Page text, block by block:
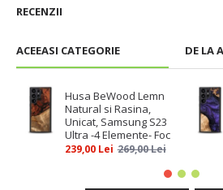
ACEEASI CATEGORIE DE LA
Husa BeWood Lemn
Natural si Rasina,
Unicat, Samsung S23
Ultra -4 Elemente- Foc
239,00 Lei 269,00 Lei
RECENZII